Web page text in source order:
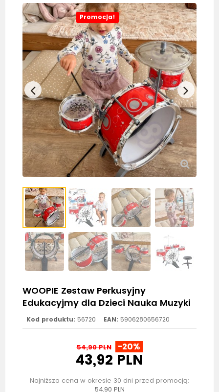
Promocja!
WOOPIE Zestaw Perkusyjny
Edukacyjmy dla Dzieci Nauka Muzyki
Kod produktu: 56720 EAN: 5906280656720
54,90 PLN -20%
43,92 PLN
Najniższa cena w okresie 30 dni przed promocją:
54,90 PLN